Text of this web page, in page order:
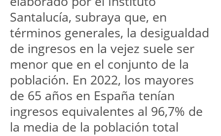
Santalucía, subraya que, en
términos generales, la desigualdad
de ingresos en la vejez suele ser
menor que en el conjunto de la
población. En 2022, los mayores
de 65 años en España tenían
ingresos equivalentes al 96,7% de
la media de la población total